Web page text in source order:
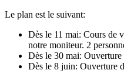
Le plan est le suivant:
Dès le 11 mai: Cours de
notre moniteur. 2
Dès le 30 mai: Ouverture
Dès le 8 juin: Ouverture